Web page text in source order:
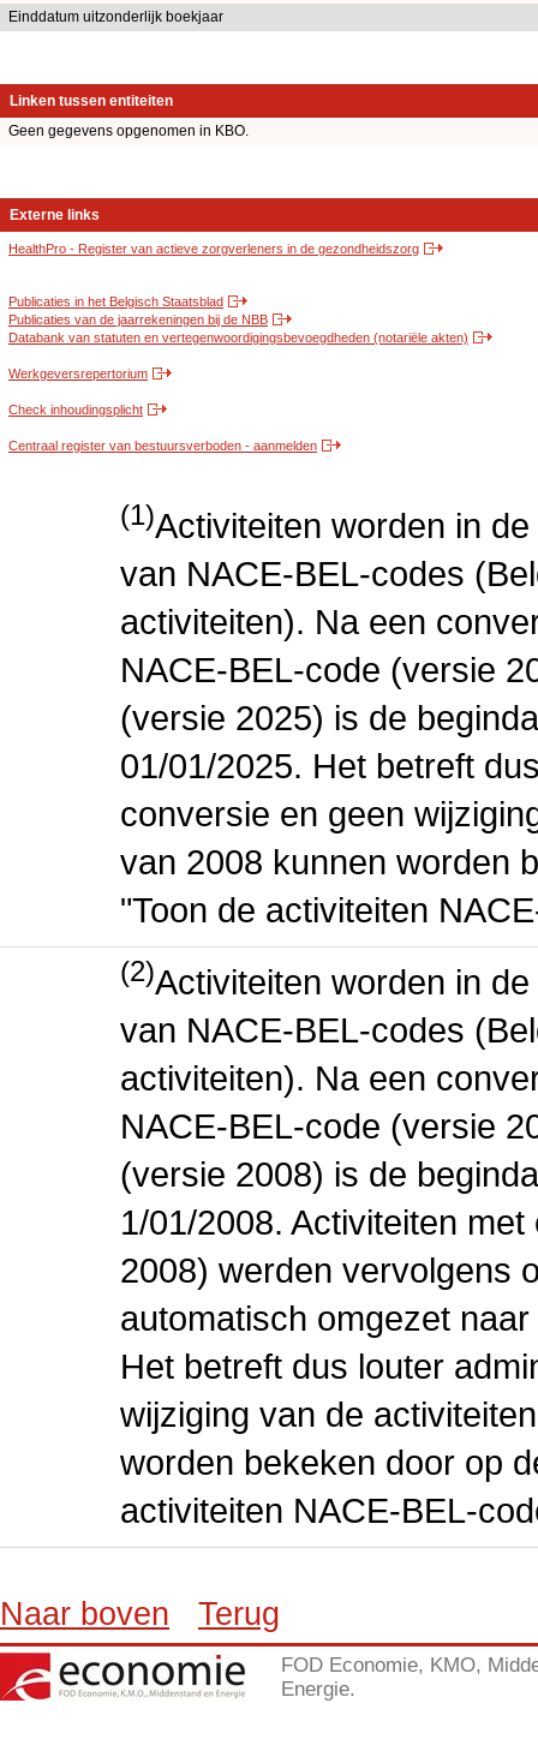
Einddatum uitzonderlijk boekjaar
Linken tussen entiteiten
Geen gegevens opgenomen in KBO.
Externe links
HealthPro - Register van actieve zorgverleners in de gezondheidszorg
Publicaties in het Belgisch Staatsblad
Publicaties van de jaarrekeningen bij de NBB
Databank van statuten en vertegenwoordigingsbevoegdheden (notariële akten)
Werkgeversrepertorium
Check inhoudingsplicht
Centraal register van bestuursverboden - aanmelden
(1)Activiteiten worden in
van NACE-BEL-codes
activiteiten). Na een
NACE-BEL-code (versie
(versie 2025) is de
01/01/2025. Het betreft
conversie en geen
van 2008 kunnen worden
"Toon de activiteiten
(2)Activiteiten worden in
van NACE-BEL-codes
activiteiten). Na een
NACE-BEL-code (versie
(versie 2008) is de
1/01/2008. Activiteiten
2008) werden vervolgens
automatisch omgezet
Het betreft dus louter
wijziging van de
worden bekeken door op
activiteiten NACE-BEL-
Naar boven Terug
FOD Economie, KMO,
Energie.